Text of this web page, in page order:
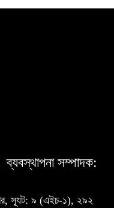
জন্য সুস্থ পরিবেশ চান
ব্যবস্থাপনা সম্পাদক:
স্যূট: ৯ (এইচ-১), ২৯২